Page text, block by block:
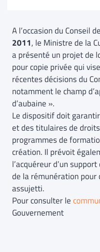
A l’occasion du Conseil
2011, le Ministre de la
a présenté un projet de
pour copie privée qui
récentes décisions du
notamment le champ
d’aubaine ».
Le dispositif doit
et des titulaires de
programmes de
création. Il prévoit
l’acquéreur d’un
de la rémunération
assujetti.
Pour consulter le
Gouvernement